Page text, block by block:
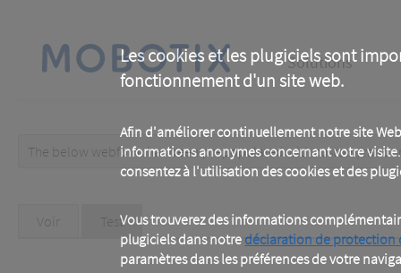
Les cookies et les plugiciels sont
fonctionnement d'un site web.
Afin d'améliorer continuellement notre site Web
informations anonymes concernant votre
consentez à l'utilisation des cookies et des
Vous trouverez des informations
plugiciels dans notre déclaration de protection
paramètres dans les préférences de votre
content
Main
navigation
Solutions
Warning
message
The below webform has been prepopulated with custom/
Primary
Voir Test(active
tab)